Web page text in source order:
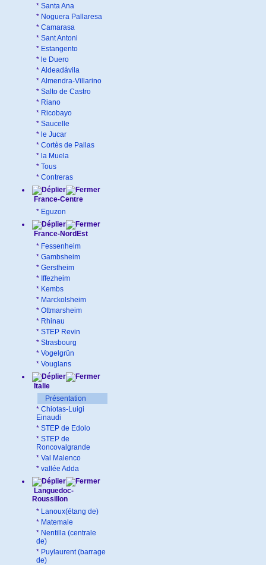
* Santa Ana
* Noguera Pallaresa
* Camarasa
* Sant Antoni
* Estangento
* le Duero
* Aldeadávila
* Almendra-Villarino
* Salto de Castro
* Riano
* Ricobayo
* Saucelle
* le Jucar
* Cortès de Pallas
* la Muela
* Tous
* Contreras
France-Centre
* Eguzon
France-NordEst
* Fessenheim
* Gambsheim
* Gerstheim
* Iffezheim
* Kembs
* Marckolsheim
* Ottmarsheim
* Rhinau
* STEP Revin
* Strasbourg
* Vogelgrün
* Vouglans
Italie
Présentation
* Chiotas-Luigi
Einaudi
* STEP de Edolo
* STEP de
Roncovalgrande
* Val Malenco
* vallée Adda
Languedoc-
Roussillon
* Lanoux(étang de)
* Matemale
* Nentilla (centrale
de)
* Puylaurent (barrage
de)